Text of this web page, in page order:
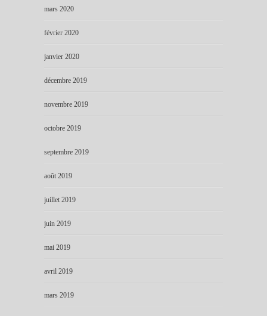
mars 2020
février 2020
janvier 2020
décembre 2019
novembre 2019
octobre 2019
septembre 2019
août 2019
juillet 2019
juin 2019
mai 2019
avril 2019
mars 2019